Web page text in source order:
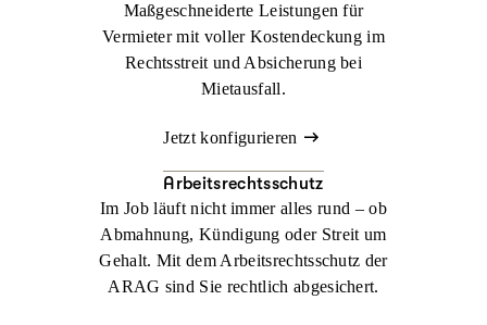
Maßgeschneiderte Leistungen für
Vermieter mit voller Kostendeckung im
Rechtsstreit und Absicherung bei
Mietausfall.
Jetzt konfigurieren
Arbeitsrechtsschutz
Im Job läuft nicht immer alles rund – ob
Abmahnung, Kündigung oder Streit um
Gehalt. Mit dem Arbeitsrechtsschutz der
ARAG sind Sie rechtlich abgesichert.